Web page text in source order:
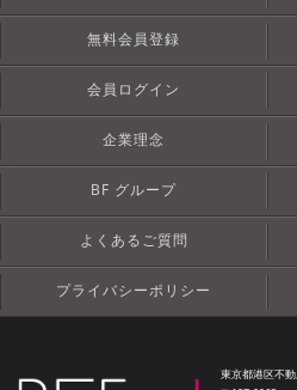
無料会員登録
会員ログイン
企業理念
BF グループ
よくあるご質問
プライバシーポリシー
東京都港区不